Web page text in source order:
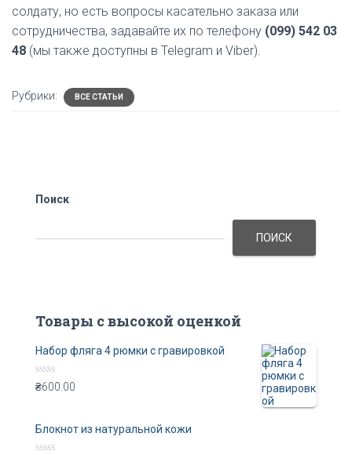
солдату, но есть вопросы касательно заказа или
сотрудничества, задавайте их по телефону (099) 542 03
48 (мы также доступны в Telegram и Viber).
Рубрики: ВСЕ СТАТЬИ
Поиск
ПОИСК
Товары с высокой оценкой
Набор фляга 4 рюмки с гравировкой
R
d
o
₴600.00
Блокнот из натуральной кожи